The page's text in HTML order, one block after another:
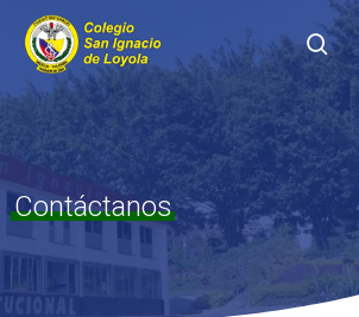
Contáctanos